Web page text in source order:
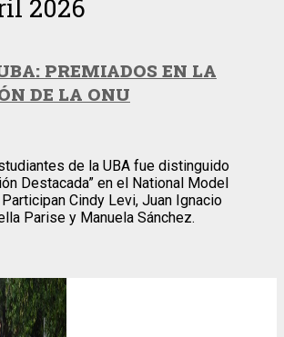
2026
PREMIADOS EN LA
DE LA ONU
de la UBA fue distinguido
Destacada” en el National Model
Cindy Levi, Juan Ignacio
Parise y Manuela Sánchez.